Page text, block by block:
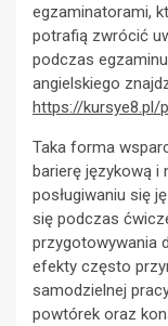
egzaminatorami,
potrafią zwrócić
podczas
angielskiego
https://kursye8.pl/
Taka forma
barierę językową i
posługiwaniu się
się podczas
przygotowywania
efekty często
samodzielnej
powtórek oraz